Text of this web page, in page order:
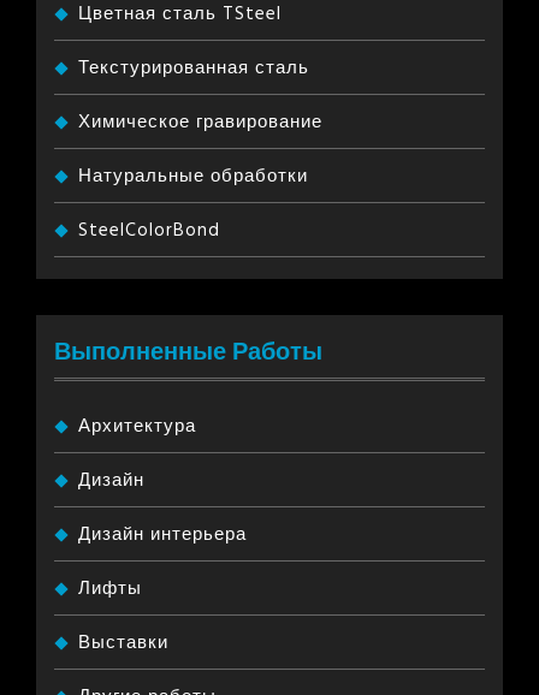
Цветная сталь TSteel
Текстурированная сталь
Химическое гравирование
Натуральные обработки
SteelColorBond
Выполненные Работы
Архитектура
Дизайн
Дизайн интерьера
Лифты
Выставки